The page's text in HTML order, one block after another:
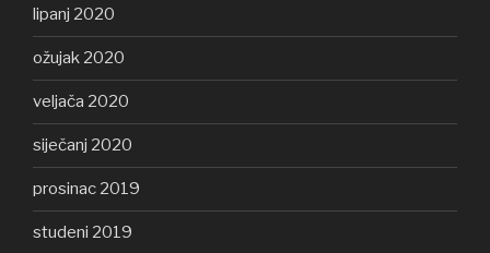
lipanj 2020
ožujak 2020
veljača 2020
siječanj 2020
prosinac 2019
studeni 2019